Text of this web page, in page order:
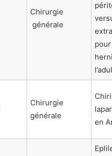
Chirurgie
générale
Chirurgie
générale
en